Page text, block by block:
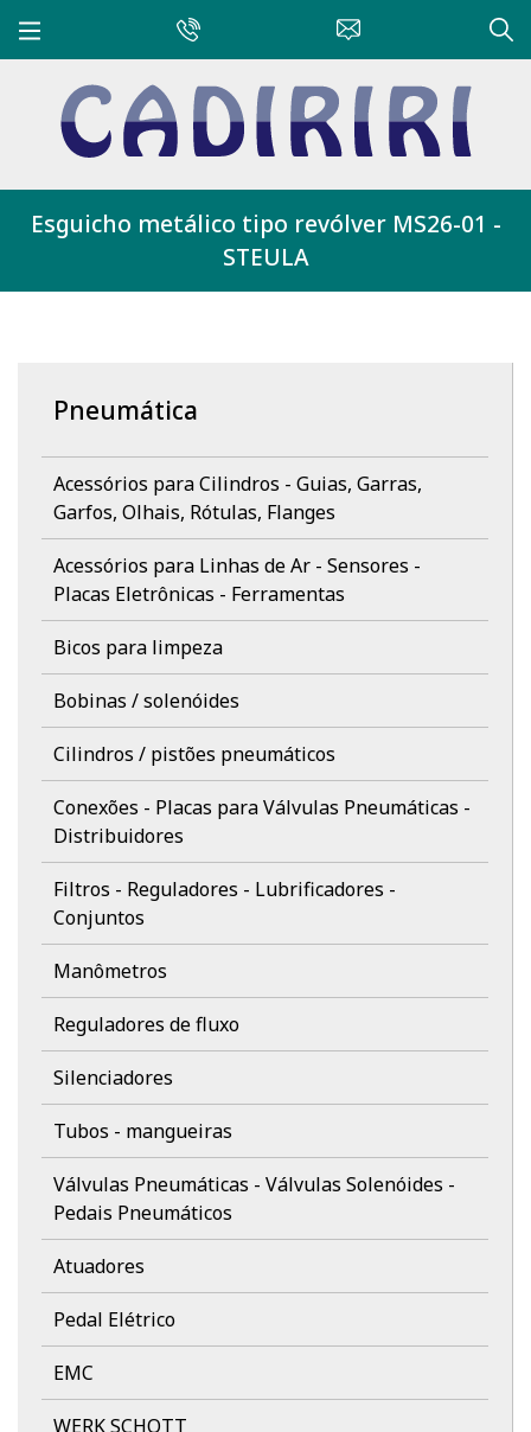
Esguicho metálico tipo revólver MS26-01 -
STEULA
Pneumática
Acessórios para Cilindros - Guias, Garras,
Garfos, Olhais, Rótulas, Flanges
Acessórios para Linhas de Ar - Sensores -
Placas Eletrônicas - Ferramentas
Bicos para limpeza
Bobinas / solenóides
Cilindros / pistões pneumáticos
Conexões - Placas para Válvulas Pneumáticas -
Distribuidores
Filtros - Reguladores - Lubrificadores -
Conjuntos
Manômetros
Reguladores de fluxo
Silenciadores
Tubos - mangueiras
Válvulas Pneumáticas - Válvulas Solenóides -
Pedais Pneumáticos
Atuadores
Pedal Elétrico
EMC
WERK SCHOTT